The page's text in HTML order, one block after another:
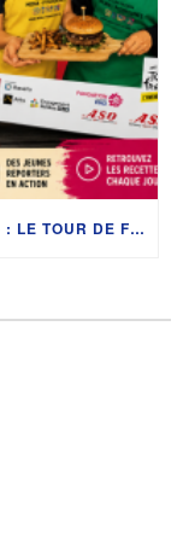
LES MAINS SUR LES COCOTTES 2026 : LE TOUR DE FRANCE SE DÉGUSTE !